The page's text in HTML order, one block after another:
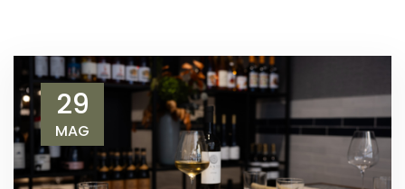
29
MAG